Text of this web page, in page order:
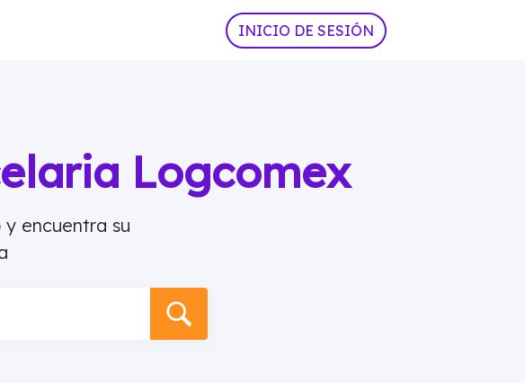
INICIO DE SESIÓN
Logcomex
encuentra su